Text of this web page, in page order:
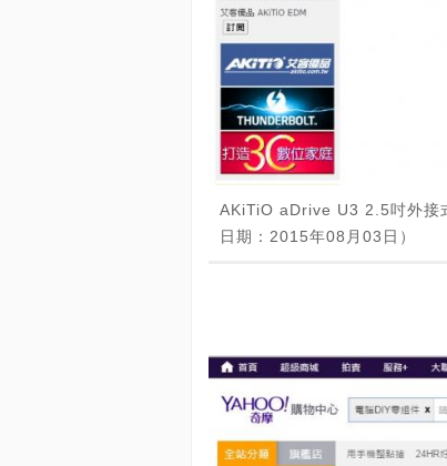
AKiTiO aDrive U3 2.5吋外接
日期：2015年08月03日）